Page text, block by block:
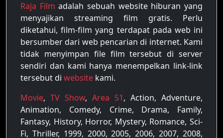
Raja Film adalah sebuah website hiburan yang
menyajikan streaming film gratis. Perlu
diketahui, film-film yang terdapat pada web ini
bersumber dari web pencarian di internet. Kami
tidak menyimpan file film tersebut di server
sendiri dan kami hanya menempelkan link-link
tersebut di website kami.
Movie, TV Show, Area 51, Action, Adventure,
Animation, Comedy, Crime, Drama, Family,
Fantasy, History, Horror, Mystery, Romance, Sci-
Fi, Thriller, 1999, 2000, 2005, 2006, 2007, 2008,